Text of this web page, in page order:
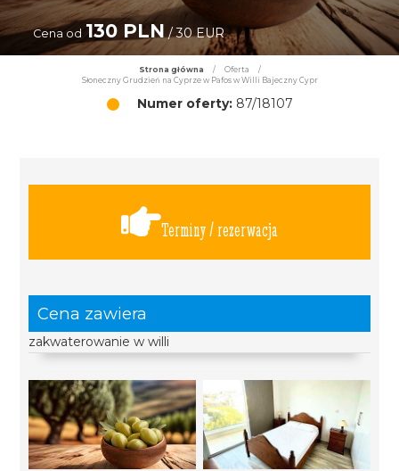
Cena od 130 PLN/ 30 EUR
Strona główna / Oferta
/
Słoneczny Grudzień na Cyprze w Pafos w Willi Bajeczny Cypr
Numer oferty:87/18107
Terminy / rezerwacja
Cena zawiera
zakwaterowanie w willi